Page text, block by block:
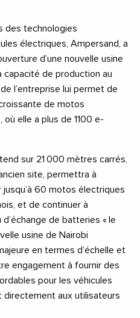
des technologies
électriques, Ampersand, a
d’une nouvelle usine
capacité de production au
l’entreprise lui permet de
de motos
elle a plus de 1100 e-
sur 21 000 mètres carrés,
site, permettra à
jusqu’à 60 motos électriques
et de continuer à
de batteries « le
usine de Nairobi
en termes d’échelle et
engagement à fournir des
pour les véhicules
aux utilisateurs